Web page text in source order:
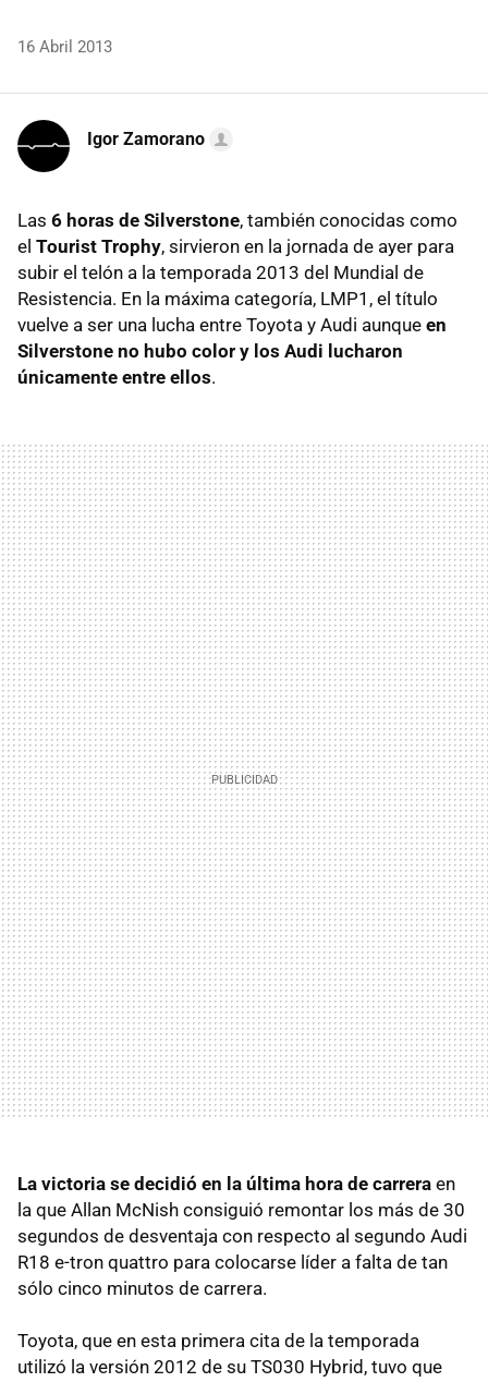
16 Abril 2013
Igor Zamorano
Las 6 horas de Silverstone, también conocidas como
el Tourist Trophy, sirvieron en la jornada de ayer para
subir el telón a la temporada 2013 del Mundial de
Resistencia. En la máxima categoría, LMP1, el título
vuelve a ser una lucha entre Toyota y Audi aunque en
Silverstone no hubo color y los Audi lucharon
únicamente entre ellos.
La victoria se decidió en la última hora de carrera en
la que Allan McNish consiguió remontar los más de 30
segundos de desventaja con respecto al segundo Audi
R18 e-tron quattro para colocarse líder a falta de tan
sólo cinco minutos de carrera.
Toyota, que en esta primera cita de la temporada
utilizó la versión 2012 de su TS030 Hybrid, tuvo que